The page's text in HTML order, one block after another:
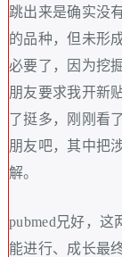
跳出来是确实没
的品种，但未形
必要了，因为挖
朋友要求我开新
了挺多，刚刚看
朋友吧，其中把
解。
pubmed兄好，
能进行、成长最